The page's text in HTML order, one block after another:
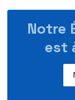
Notre
est